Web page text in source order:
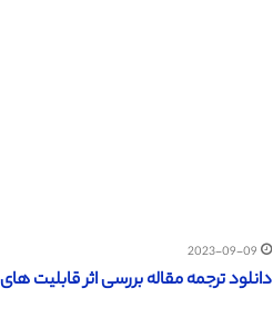
2023-09-09
دانلود ترجمه مقاله بررسی اثر قابلیت